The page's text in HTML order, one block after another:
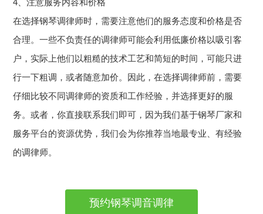
在选择钢琴调律师时，需要注意他们的服务态度和价格是否
合理。一些不负责任的调律师可能会利用低廉价格以吸引客
户，实际上他们以粗糙的技术工艺和简短的时间，可能只进
行一下粗调，或者随意加价。因此，在选择调律师前，需要
仔细比较不同调律师的资质和工作经验，并选择更好的服
务。或者，你直接联系我们即可，因为我们基于钢琴厂家和
服务平台的资源优势，我们会为你推荐当地最专业、有经验
的调律师。
预约钢琴调音调律